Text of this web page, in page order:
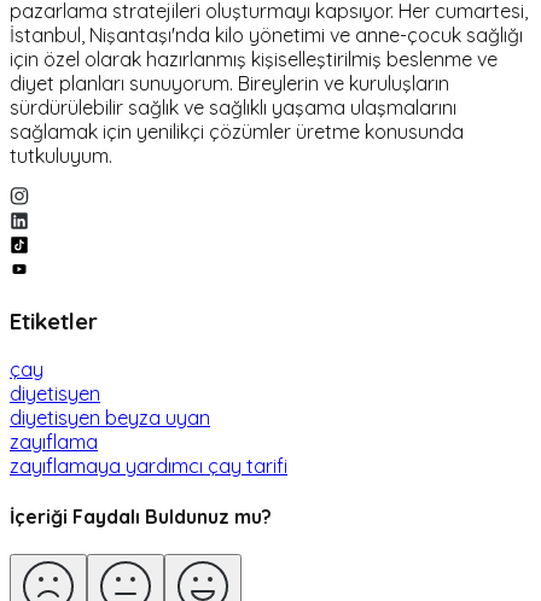
pazarlama stratejileri oluşturmayı kapsıyor. Her cumartesi,
İstanbul, Nişantaşı'nda kilo yönetimi ve anne-çocuk sağlığı
için özel olarak hazırlanmış kişiselleştirilmiş beslenme ve
diyet planları sunuyorum. Bireylerin ve kuruluşların
sürdürülebilir sağlık ve sağlıklı yaşama ulaşmalarını
sağlamak için yenilikçi çözümler üretme konusunda
tutkuluyum.
Etiketler
çay
diyetisyen
diyetisyen beyza uyan
zayıflama
zayıflamaya yardımcı çay tarifi
İçeriği Faydalı Buldunuz mu?